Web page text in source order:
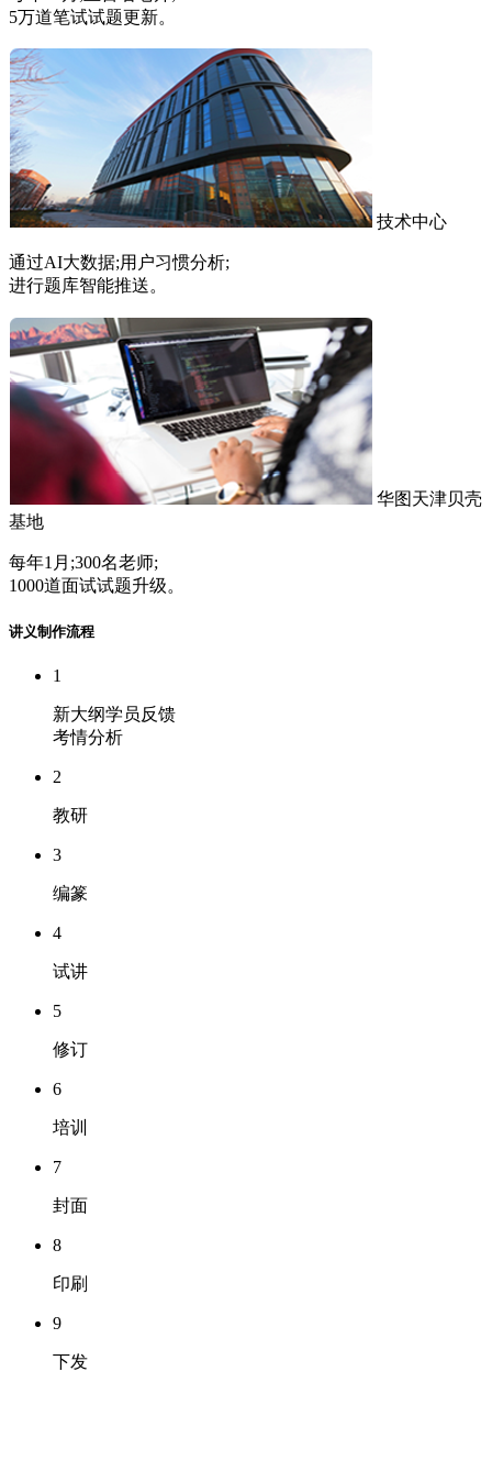
5万道笔试试题更新。
技术中心
通过AI大数据;用户习惯分析;
进行题库智能推送。
华图天津贝壳
基地
每年1月;300名老师;
1000道面试试题升级。
讲义制作流程
1
新大纲学员反馈
考情分析
2
教研
3
编篆
4
试讲
5
修订
6
培训
7
封面
8
印刷
9
下发